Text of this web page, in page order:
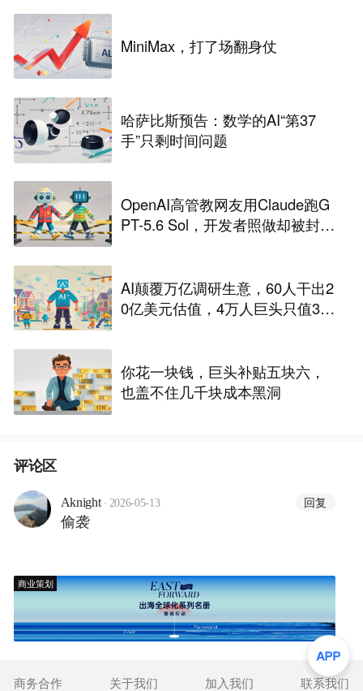
MiniMax，打了场翻身仗
哈萨比斯预告：数学的AI“第37
手”只剩时间问题
OpenAI高管教网友用Claude跑G
PT-5.6 Sol，开发者照做却被封
AI颠覆万亿调研生意，60人干出2
0亿美元估值，4万人巨头只值34
你花一块钱，巨头补贴五块六，
也盖不住几千块成本黑洞
评论区
Aknight · 2026-05-13 回复
偷袭
商业策划
商务合作 关于我们 加入我们 联系我们